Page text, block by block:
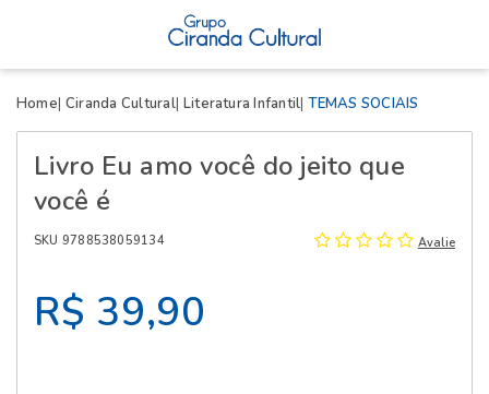
Home Ciranda Cultural Literatura Infantil TEMAS SOCIAIS
Livro Eu amo você do jeito que
você é
SKU 9788538059134 Avalie
R$ 39,90